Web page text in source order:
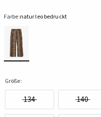
Farbe:natur leo bedruckt
Größe:
134 140